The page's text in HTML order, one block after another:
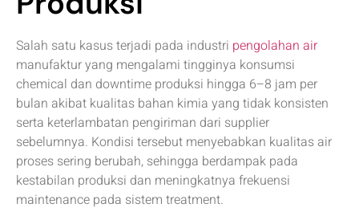
Salah satu kasus terjadi pada industri pengolahan air
manufaktur yang mengalami tingginya konsumsi
chemical dan downtime produksi hingga 6–8 jam per
bulan akibat kualitas bahan kimia yang tidak konsisten
serta keterlambatan pengiriman dari supplier
sebelumnya. Kondisi tersebut menyebabkan kualitas air
proses sering berubah, sehingga berdampak pada
kestabilan produksi dan meningkatnya frekuensi
maintenance pada sistem treatment.